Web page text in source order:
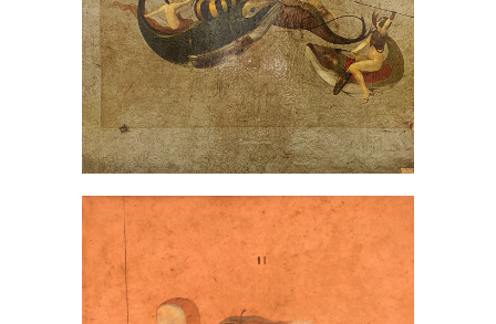
A la Batalla
PINTURAS /SANTIAGO VALLADARES